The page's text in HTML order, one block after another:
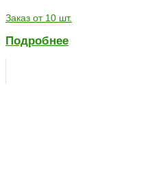
Заказ от 10 шт.
Подробнее